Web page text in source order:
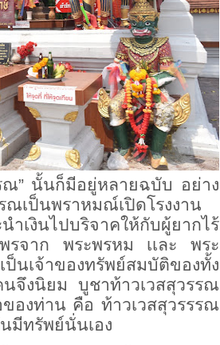
ณ” นั้นก็มีอยู่หลายฉบับ อย่าง
ณเป็นพราหมณ์เปิดโรงงาน
เงินไปบริจาคให้กับผู้ยากไร้
รจาก พระพรหม เเละ พระ
นเจ้าของทรัพย์สมบัติของทั้ง
จึงนิยม บูชาท้าวเวสสุวรรณ
องท่าน คือ ท้าวเวสสุวรรรณ
มีทรัพย์นั่นเอง